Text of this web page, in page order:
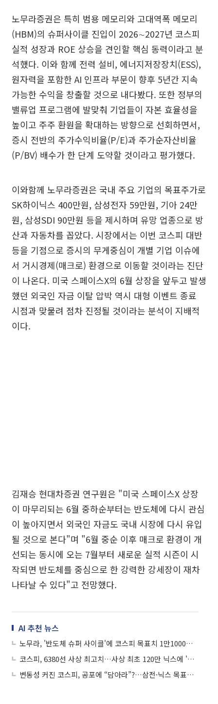
노무라증권은 특히 범용 메모리와 고대역폭 메모리
(HBM)의 슈퍼사이클 진입이 2026∼2027년 코스피
실적 성장과 ROE 상승을 견인할 핵심 동력이라고 분
석했다. 이와 함께 전력 설비, 에너지저장장치(ESS),
원자력을 포함한 AI 인프라 부문이 향후 5년간 지속
가능한 수익을 창출할 것으로 내다봤다. 또한 정부의
밸류업 프로그램에 발맞춰 기업들이 자본 효율성을
높이고 주주 환원을 확대하는 방향으로 선회하면서,
증시 전반의 주가수익비율(P/E)과 주가순자산비율
(P/BV) 배수가 한 단계 도약할 것이라고 평가했다.
이와함께 노무라증권은 국내 주요 기업의 목표주가로
SK하이닉스 400만원, 삼성전자 59만원, 기아 24만
원, 삼성SDI 90만원 등을 제시하며 유망 업종으로 방
산과 자동차를 꼽았다. 시장에서는 이번 코스피 대반
등을 기점으로 증시의 무게중심이 개별 기업 이슈에
서 거시경제(매크로) 환경으로 이동할 것이라는 진단
이 나온다. 미국 스페이스X의 6월 상장을 앞두고 발생
했던 외국인 자금 이탈 압박 역시 대형 이벤트 종료
시점과 맞물려 점차 진정될 것이라는 분석이 지배적
이다.
김재승 현대차증권 연구원은 "미국 스페이스X 상장
이 마무리되는 6월 중하순부터는 반도체에 다시 관심
이 높아지면서 외국인 자금도 국내 시장에 다시 유입
될 것으로 본다"며 "6월 중순 이후 매크로 환경이 개
선되는 동시에 오는 7월부터 새로운 실적 시즌이 시
작되면 반도체를 중심으로 한 강력한 강세장이 재차
나타날 수 있다"고 전망했다.
AI 추천 뉴스
노무라, '반도체 슈퍼 사이클'에 코스피 목표치 1만1000으로 상향
코스피, 6380선 사상 최고치…사상 최초 120만 닉스에 '국장 탄력'
변동성 커진 코스피, 공포에 “담아라”?…삼전·닉스 목표가 59·400만원으로 상향